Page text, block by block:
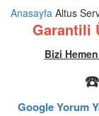
Anasayfa Altus
Garantili
Bizi
☎️
Google Yorum